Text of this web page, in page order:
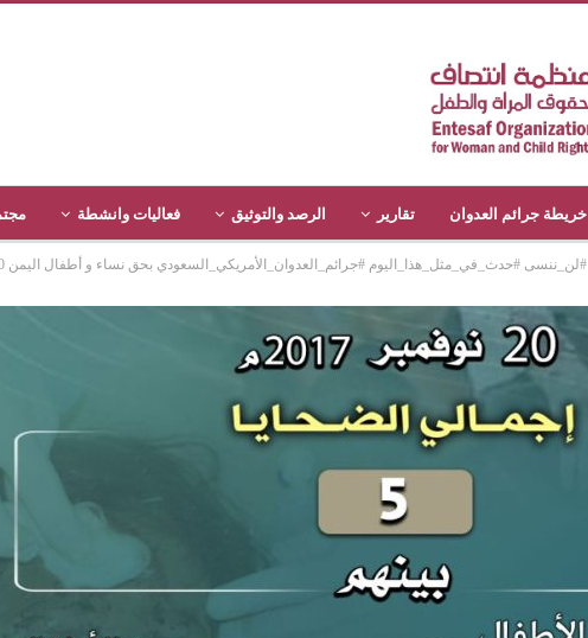
خريطة جرائم العدوان تقارير الرصد والتوثيق فعاليات وانشطة
#لن_ننسى #حدث_في_مثل_هذا_اليوم #جرائم_العدوان_الأمريكي_السعودي بحق نساء و أطفال اليمن 20/ نوفمبر/2017م